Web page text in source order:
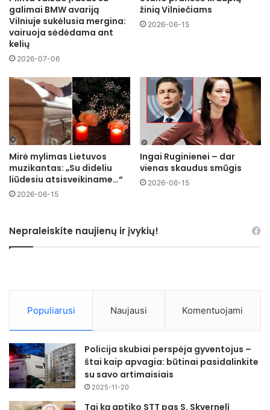
galimai BMW avariją
Vilniuje sukėlusia mergina:
vairuoja sėdėdama ant
kelių
2026-07-06
žinią Vilniečiams
2026-06-15
Mirė mylimas Lietuvos
muzikantas: „Su dideliu
liūdesiu atsisveikiname…“
2026-06-15
Ingai Ruginienei – dar
vienas skaudus smūgis
2026-06-15
Nepraleiskite naujienų ir įvykių!
Populiarusi Naujausi Komentuojami
Policija skubiai perspėja gyventojus –
štai kaip apvagia: būtinai pasidalinkite
su savo artimaisiais
2025-11-20
Tai ką aptiko STT pas S. Skvernelį